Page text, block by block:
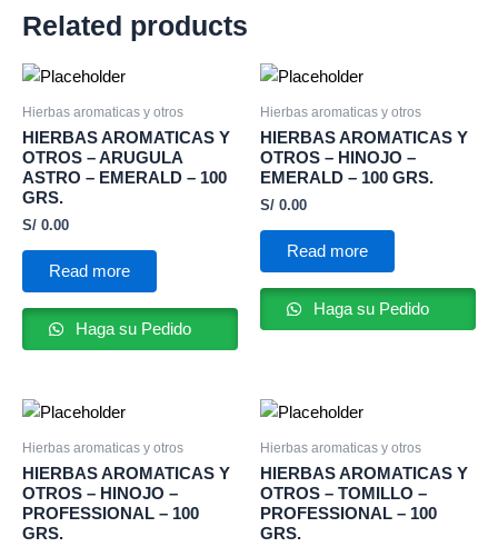
Related products
Hierbas aromaticas y otros
HIERBAS AROMATICAS Y
OTROS – ARUGULA
ASTRO – EMERALD – 100
GRS.
S/ 0.00
Read more
Haga su Pedido
Hierbas aromaticas y otros
HIERBAS AROMATICAS Y
OTROS – HINOJO –
EMERALD – 100 GRS.
S/ 0.00
Read more
Haga su Pedido
Hierbas aromaticas y otros
HIERBAS AROMATICAS Y
OTROS – HINOJO –
PROFESSIONAL – 100
GRS.
Hierbas aromaticas y otros
HIERBAS AROMATICAS Y
OTROS – TOMILLO –
PROFESSIONAL – 100
GRS.